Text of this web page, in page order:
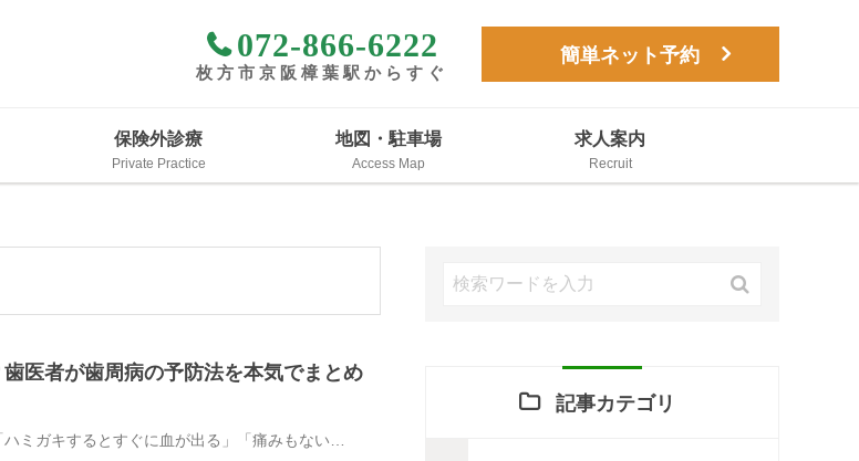
072-866-6222
枚方市京阪樟葉駅からすぐ
簡単ネット予約
保険外診療 地図・駐車場 求人案内
医者が歯周病の予防法を本気でまとめ
ミガキするとすぐに血が出る」「痛みもない…
記事カテゴリ